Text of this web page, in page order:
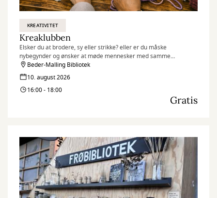
KREATIVITET
Kreaklubben
Elsker du at brodere, sy eller strikke? eller er du måske
nybegynder og ønsker at møde mennesker med samme
interesse?
Beder-Malling Bibliotek
10. august 2026
16:00 - 18:00
Gratis